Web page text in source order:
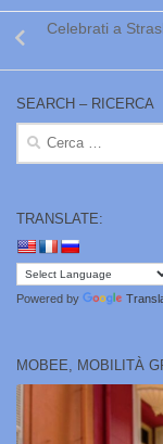
Celebrati a
SEARCH – RICERCA
Ricerca
TRANSLATE:
Powered by
MOBEE, MOBILITÀ